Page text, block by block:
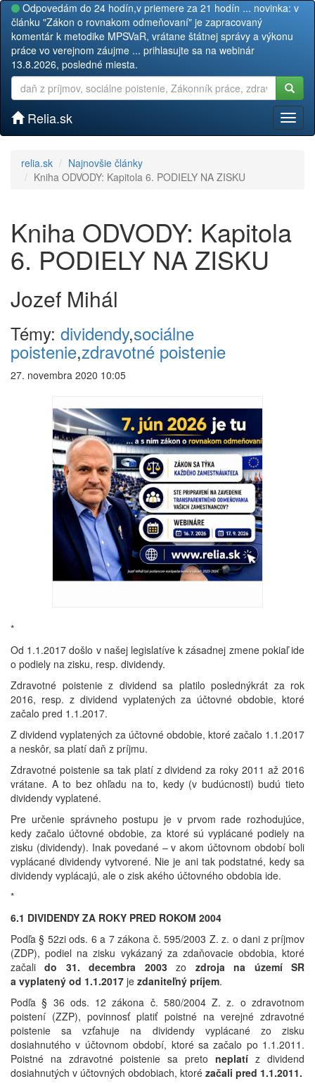
Odpovedám do 24 hodín,v priemere za 21 hodín ... novinka: v
článku "Zákon o rovnakom odmeňovaní" je zapracovaný
komentár k metodike MPSVaR, vrátane štátnej správy a výkonu
práce vo verejnom záujme ... prihlasujte sa na webinár
13.8.2026, posledné miesta.
Relia.sk
relia.sk
Najnovšie články
Kniha ODVODY: Kapitola 6. PODIELY NA ZISKU
Kniha ODVODY: Kapitola
6. PODIELY NA ZISKU
Jozef Mihál
Témy: dividendy,sociálne
poistenie,zdravotné poistenie
27. novembra 2020 10:05
*
Od 1.1.2017 došlo v našej legislatíve k zásadnej zmene pokiaľ ide
o podiely na zisku, resp. dividendy.
Zdravotné poistenie z dividend sa platilo poslednýkrát za rok
2016, resp. z dividend vyplatených za účtovné obdobie, ktoré
začalo pred 1.1.2017.
Z dividend vyplatených za účtovné obdobie, ktoré začalo 1.1.2017
a neskôr, sa platí daň z príjmu.
Zdravotné poistenie sa tak platí z dividend za roky 2011 až 2016
vrátane. A to bez ohľadu na to, kedy (v budúcnosti) budú tieto
dividendy vyplatené.
Pre určenie správneho postupu je v prvom rade rozhodujúce,
kedy začalo účtovné obdobie, za ktoré sú vyplácané podiely na
zisku (dividendy). Inak povedané – v akom účtovnom období boli
vyplácané dividendy vytvorené. Nie je ani tak podstatné, kedy sa
dividendy vyplácajú, ale o zisk akého účtovného obdobia ide.
*
6.1 DIVIDENDY ZA ROKY PRED ROKOM 2004
Podľa § 52zi ods. 6 a 7 zákona č. 595/2003 Z. z. o dani z príjmov
(ZDP), podiel na zisku vykázaný za zdaňovacie obdobia, ktoré
začalido 31. decembra 2003zo zdroja na území SR
a vyplatený od 1.1.2017 je zdaniteľný príjem.
Podľa § 36 ods. 12 zákona č. 580/2004 Z. z. o zdravotnom
poistení (ZZP), povinnosť platiť poistné na verejné zdravotné
poistenie sa vzťahuje na dividendy vyplácané zo zisku
dosiahnutého v účtovnom období, ktoré sa začalo po 1.1.2011.
Poistné na zdravotné poistenie sa preto neplatí z dividend
dosiahnutých v účtovných obdobiach, ktoré začali pred 1.1.2011.